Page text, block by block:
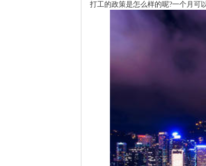
打工的政策是怎么样的呢?一个月可